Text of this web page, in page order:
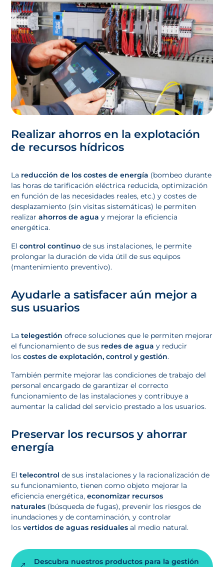
Realizar ahorros en la explotación
de recursos hídricos
La reducción de los costes de energía (bombeo durante
las horas de tarificación eléctrica reducida, optimización
en función de las necesidades reales, etc.) y costes de
desplazamiento (sin visitas sistemáticas) le permiten
realizarahorros de agua y mejorar la eficiencia
energética.
Elcontrol continuo de sus instalaciones, le permite
prolongar la duración de vida útil de sus equipos
(mantenimiento preventivo).
Ayudarle a satisfacer aún mejor a
sus usuarios
Latelegestiónofrece soluciones que le permiten mejorar
el funcionamiento de sus redes de agua y reducir
loscostes de explotación, control y gestión.
También permite mejorar las condiciones de trabajo del
personal encargado de garantizar el correcto
funcionamiento de las instalaciones y contribuye a
aumentar la calidad del servicio prestado a los usuarios.
Preservar los recursos y ahorrar
energía
Eltelecontrol de sus instalaciones y la racionalización de
su funcionamiento, tienen como objeto mejorar la
eficiencia energética,economizar recursos
naturales (búsqueda de fugas), prevenir los riesgos de
inundaciones y de contaminación, y controlar
losvertidos de aguas residuales al medio natural.
Descubra nuestros productos para la gestión